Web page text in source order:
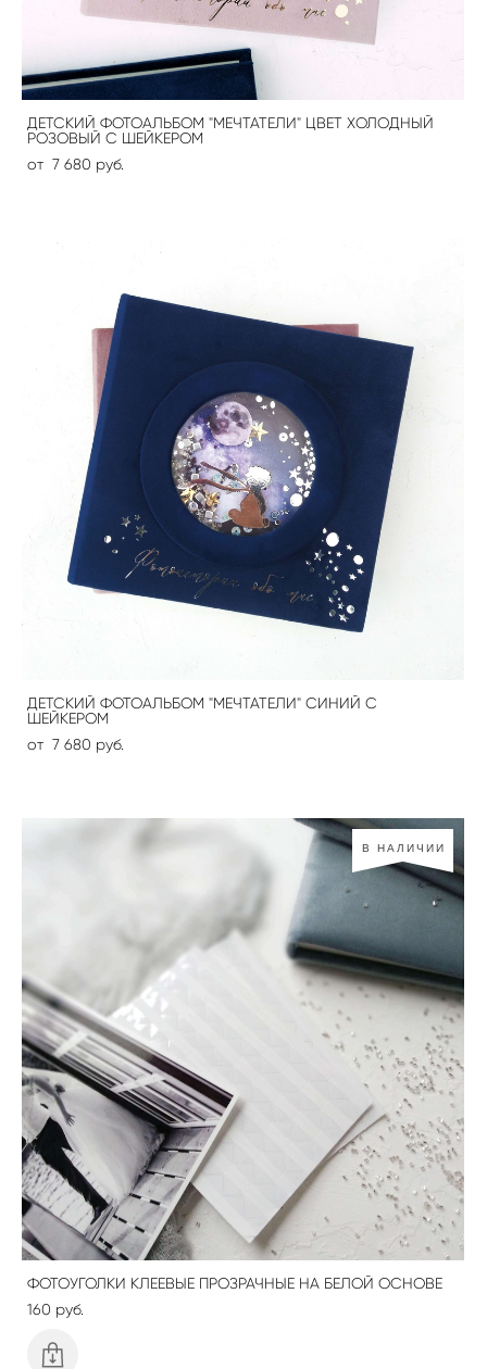
ДЕТСКИЙ ФОТОАЛЬБОМ "МЕЧТАТЕЛИ" ЦВЕТ ХОЛОДНЫЙ
РОЗОВЫЙ С ШЕЙКЕРОМ
от 7 680 pуб.
ДЕТСКИЙ ФОТОАЛЬБОМ "МЕЧТАТЕЛИ" СИНИЙ С
ШЕЙКЕРОМ
от 7 680 pуб.
В НАЛИЧИИ
ФОТОУГОЛКИ КЛЕЕВЫЕ ПРОЗРАЧНЫЕ НА БЕЛОЙ ОСНОВЕ
160 pуб.